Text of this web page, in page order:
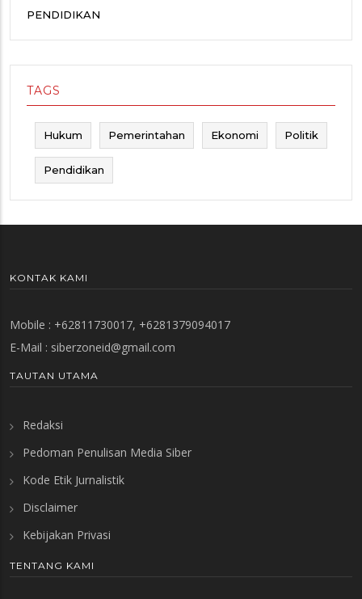
PENDIDIKAN
TAGS
Hukum Pemerintahan Ekonomi Politik
Pendidikan
KONTAK KAMI
Mobile : +62811730017, +6281379094017
E-Mail : siberzoneid@gmail.com
TAUTAN UTAMA
Redaksi
Pedoman Penulisan Media Siber
Kode Etik Jurnalistik
Disclaimer
Kebijakan Privasi
TENTANG KAMI